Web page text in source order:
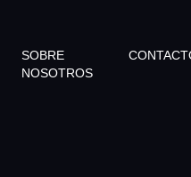
SOBRE
NOSOTROS